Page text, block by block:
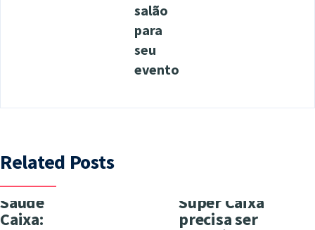
salão
para
seu
evento
Related Posts
Saúde
Caixa:
Super Caixa
precisa ser